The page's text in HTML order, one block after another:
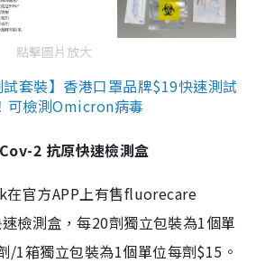
點擊圖片放大
套裝】香港口罩品牌$19快速測試
可檢測Omicron病毒
2 抗原快速檢測盒
在官方APP上有售fluorecare
檢測盒，每20劑獨立包裝為1個單
/1箱獨立包裝為1個單位每劑$15。